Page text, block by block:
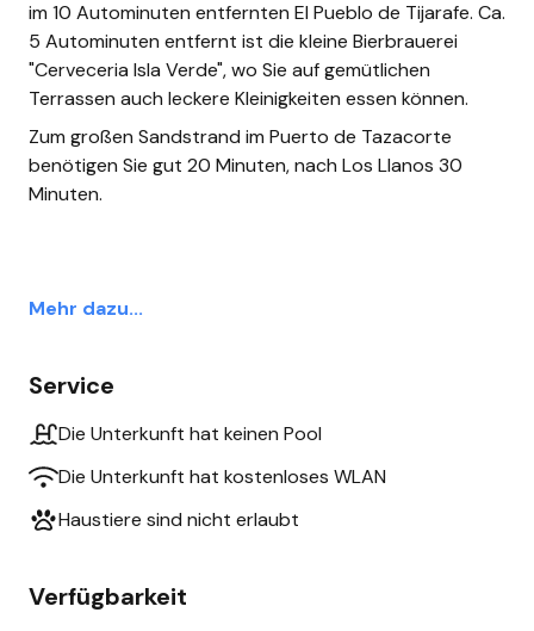
im 10 Autominuten entfernten El Pueblo de Tijarafe. Ca.
5 Autominuten entfernt ist die kleine Bierbrauerei
"Cerveceria Isla Verde", wo Sie auf gemütlichen
Terrassen auch leckere Kleinigkeiten essen können.
Zum großen Sandstrand im Puerto de Tazacorte
benötigen Sie gut 20 Minuten, nach Los Llanos 30
Minuten.
Mehr dazu...
Service
Die Unterkunft hat keinen Pool
Die Unterkunft hat kostenloses WLAN
Haustiere sind nicht erlaubt
Verfügbarkeit